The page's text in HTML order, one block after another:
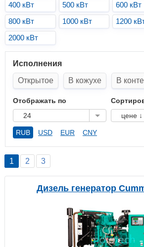
400 кВт
500 кВт 600 кВт
800 кВт
1000 кВт 1200
2000 кВт
Исполнения
Открытое
В кожухе В
Отображать по
24
цене ↓
RUB USD EUR CNY
1 2 3
Дизель генератор